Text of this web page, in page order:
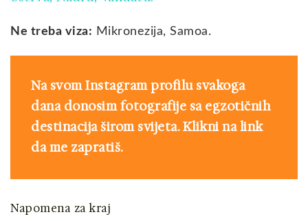
Ne treba viza: Mikronezija, Samoa.
Na svom Instagram profilu svakoga
dana donosim fotografije sa egzotičnih
destinacija širom svijeta. Klikni na link
da me zapratiš.
Napomena za kraj